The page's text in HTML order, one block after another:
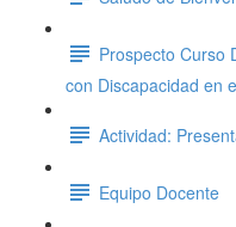
Prospecto Curso
con Discapacidad en
Actividad:
Equipo Docente